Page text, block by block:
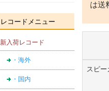
レコードメニュー
新入荷レコード
・海外
・国内
は送
スピー